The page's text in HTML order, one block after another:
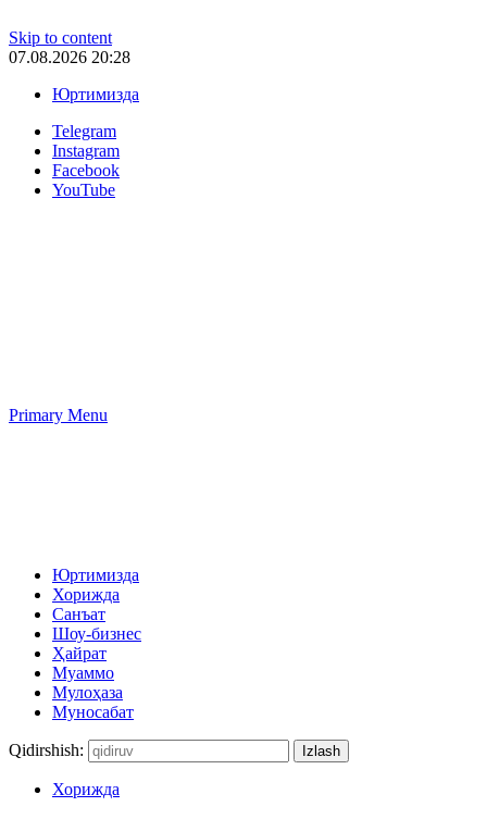
Skip to content
07.08.2026 20:28
Юртимизда
Telegram
Instagram
Facebook
YouTube
Primary Menu
Юртимизда
Хорижда
Санъат
Шоу-бизнес
Ҳайрат
Муаммо
Мулоҳаза
Муносабат
Qidirshish:
Хорижда